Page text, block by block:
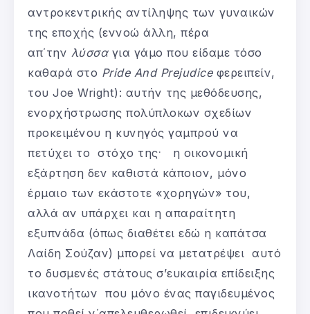
αντροκεντρικής αντίληψης των γυναικών
της εποχής (εννοώ άλλη, πέρα
απ΄την λύσσαγια γάμο που είδαμε τόσο
καθαρά στο Pride And Prejudiceφερειπείν,
του Joe Wright): αυτήν της μεθόδευσης,
ενορχήστρωσης πολύπλοκων σχεδίων
προκειμένου η κυνηγός γαμπρού να
πετύχει το στόχο της.
η οικονομική
εξάρτηση δεν καθιστά κάποιον, μόνο
έρμαιο των εκάστοτε «χορηγών» του,
αλλά αν υπάρχει και η απαραίτητη
εξυπνάδα (όπως διαθέτει εδώ η καπάτσα
Λαίδη Σούζαν) μπορεί να μετατρέψει αυτό
το δυσμενές στάτους σ’ευκαιρία επίδειξης
ικανοτήτων που μόνο ένας παγιδευμένος